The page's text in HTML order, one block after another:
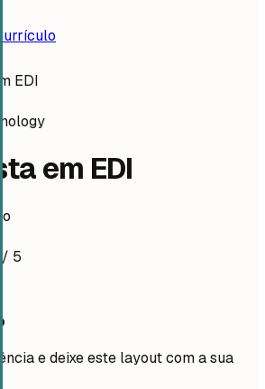
EDI
em EDI
/ 5
e deixe este layout com a sua